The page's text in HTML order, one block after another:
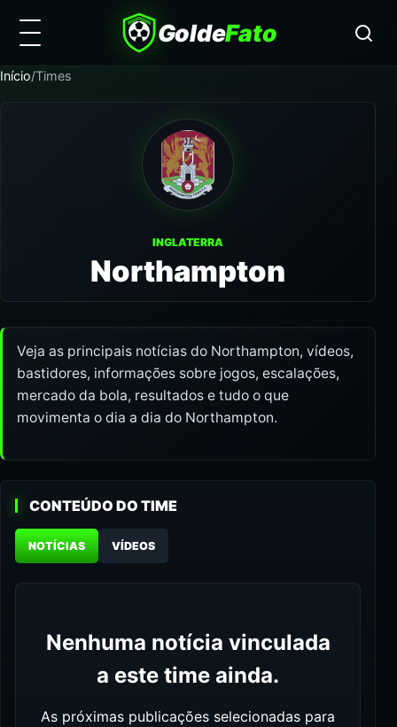
GoldeFato
Início/Times
INGLATERRA
Northampton
Veja as principais notícias do Northampton, vídeos,
bastidores, informações sobre jogos, escalações,
mercado da bola, resultados e tudo o que
movimenta o dia a dia do Northampton.
CONTEÚDO DO TIME
NOTÍCIAS VÍDEOS
Nenhuma notícia vinculada
a este time ainda.
As próximas publicações selecionadas para